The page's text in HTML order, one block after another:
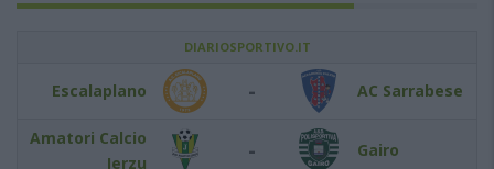
DIARIOSPORTIVO.IT
Escalaplano - AC Sarrabese
Amatori Calcio
Jerzu
- Gairo